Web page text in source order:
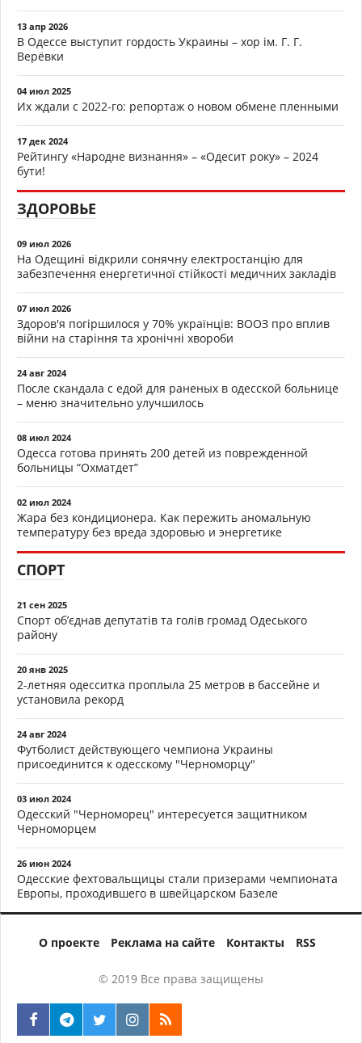
13 апр 2026
В Одессе выступит гордость Украины – хор ім. Г. Г.
Верёвки
04 июл 2025
Их ждали с 2022-го: репортаж о новом обмене пленными
17 дек 2024
Рейтингу «Народне визнання» – «Одесит року» – 2024
бути!
ЗДОРОВЬЕ
09 июл 2026
На Одещині відкрили сонячну електростанцію для
забезпечення енергетичної стійкості медичних закладів
07 июл 2026
Здоров'я погіршилося у 70% українців: ВООЗ про вплив
війни на старіння та хронічні хвороби
24 авг 2024
После скандала с едой для раненых в одесской больнице
– меню значительно улучшилось
08 июл 2024
Одесса готова принять 200 детей из поврежденной
больницы “Охматдет”
02 июл 2024
Жара без кондиционера. Как пережить аномальную
температуру без вреда здоровью и энергетике
СПОРТ
21 сен 2025
Спорт об’єднав депутатів та голів громад Одеського
району
20 янв 2025
2-летняя одесситка проплыла 25 метров в бассейне и
установила рекорд
24 авг 2024
Футболист действующего чемпиона Украины
присоединится к одесскому "Черноморцу"
03 июл 2024
Одесский "Черноморец" интересуется защитником
Черноморцем
26 июн 2024
Одесские фехтовальщицы стали призерами чемпионата
Европы, проходившего в швейцарском Базеле
О проекте Реклама на сайте Контакты RSS
© 2019 Все права защищены